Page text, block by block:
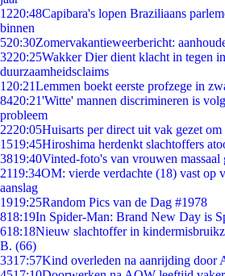
1220:48Capibara's lopen Braziliaans
binnen
520:30Zomervakantieweerbericht:
3220:25Wakker Dier dient klacht in tegen
duurzaamheidsclaims
1 20:21Lemmen boekt eerste profzege in
8420:21'Witte' mannen discrimineren is
probleem
2220:05Huisarts per direct uit vak gezet
1519:45Hiroshima herdenkt slachtoffers
3819:40Vinted-foto's van vrouwen massaal
2119:34OM: vierde verdachte (18) vast op
aanslag
1919:25Random Pics van de Dag #1978
818:19In Spider-Man: Brand New Day is
618:18Nieuw slachtoffer in
B. (66)
3317:57Kind overleden na aanrijding door